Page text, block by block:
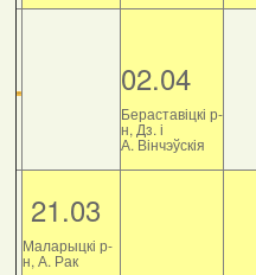
02.04
Бераставіцкі р-
н, Дз. і
А. Вінчэўскія
21.03
Маларыцкі р-
н, А. Рак